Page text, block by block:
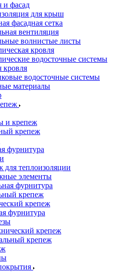
и фасад
для крыш
фасадная сетка
вентиляция
волнистые листы
кровля
водосточные системы
кровля
водосточные системы
материалы
и крепеж
крепеж
фурнитура
для теплоизоляции
элементы
фурнитура
крепеж
крепеж
фурнитура
крепеж
крепеж